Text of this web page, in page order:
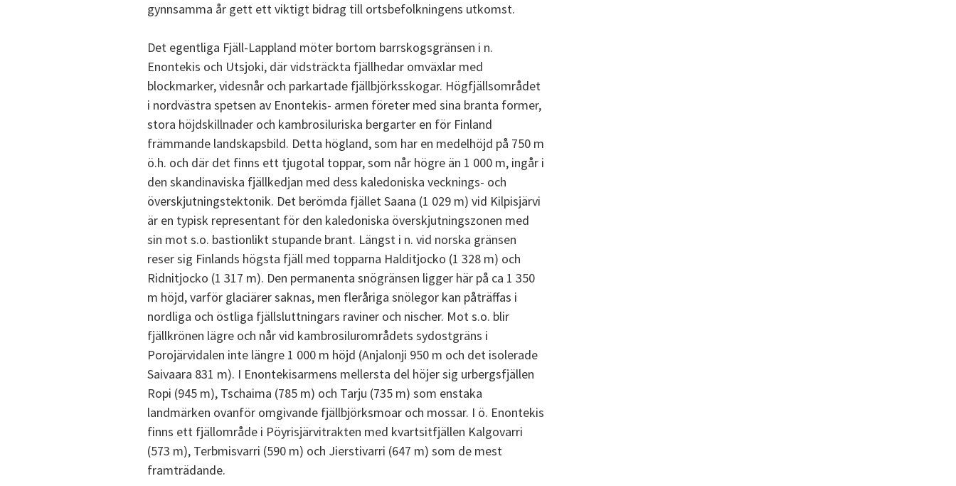
gynnsamma år gett ett viktigt bidrag till ortsbefolkningens utkomst.
Det egentliga Fjäll-Lappland möter bortom barrskogsgränsen i n.
Enontekis och Utsjoki, där vidsträckta fjällhedar omväxlar med
blockmarker, videsnår och parkartade fjällbjörksskogar. Högfjällsområdet
i nordvästra spetsen av Enontekis- armen företer med sina branta former,
stora höjdskillnader och kambrosiluriska bergarter en för Finland
främmande landskapsbild. Detta högland, som har en medelhöjd på 750 m
ö.h. och där det finns ett tjugotal toppar, som når högre än 1 000 m, ingår i
den skandinaviska fjällkedjan med dess kaledoniska vecknings- och
överskjutningstektonik. Det berömda fjället Saana (1 029 m) vid Kilpisjärvi
är en typisk representant för den kaledoniska överskjutningszonen med
sin mot s.o. bastionlikt stupande brant. Längst i n. vid norska gränsen
reser sig Finlands högsta fjäll med topparna Halditjocko (1 328 m) och
Ridnitjocko (1 317 m). Den permanenta snögränsen ligger här på ca 1 350
m höjd, varför glaciärer saknas, men fleråriga snölegor kan påträffas i
nordliga och östliga fjällsluttningars raviner och nischer. Mot s.o. blir
fjällkrönen lägre och når vid kambrosilurområdets sydostgräns i
Porojärvidalen inte längre 1 000 m höjd (Anjalonji 950 m och det isolerade
Saivaara 831 m). I Enontekisarmens mellersta del höjer sig urbergsfjällen
Ropi (945 m), Tschaima (785 m) och Tarju (735 m) som enstaka
landmärken ovanför omgivande fjällbjörksmoar och mossar. I ö. Enontekis
finns ett fjällområde i Pöyrisjärvitrakten med kvartsitfjällen Kalgovarri
(573 m), Terbmisvarri (590 m) och Jierstivarri (647 m) som de mest
framträdande.